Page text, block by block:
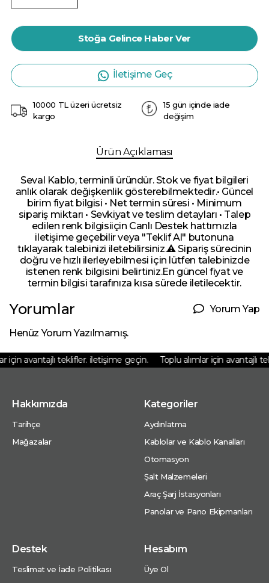
Stoğa Gelince Haber Ver
İletişime Geç
10000 TL üzeri ücretsiz
kargo
15 gün içinde iade
değişim
Ürün Açıklaması
Seval Kablo, terminli üründür. Stok ve fiyat bilgileri
anlık olarak değişkenlik gösterebilmektedir.• Güncel
birim fiyat bilgisi • Net termin süresi • Minimum
sipariş miktarı • Sevkiyat ve teslim detayları • Talep
edilen renk bilgisiiçin Canlı Destek hattımızla
iletişime geçebilir veya "Teklif Al" butonuna
tıklayarak talebinizi iletebilirsiniz.⚠️ Sipariş sürecinin
doğru ve hızlı ilerleyebilmesi için lütfen talebinizde
istenen renk bilgisini belirtiniz.En güncel fiyat ve
termin bilgisi tarafınıza kısa sürede iletilecektir.
Yorumlar Yorum Yap
Henüz Yorum Yazılmamış.
için avantajlı teklifler. iletişime geçin. Toplu alımlar için avantajlı
Hakkımızda
Tarihçe
Mağazalar
Kategoriler
Aydınlatma
Kablolar ve Kablo Kanalları
Otomasyon
Şalt Malzemeleri
Araç Şarj İstasyonları
Panolar ve Pano Ekipmanları
Destek
Teslimat ve İade Politikası
Hesabım
Üye Ol